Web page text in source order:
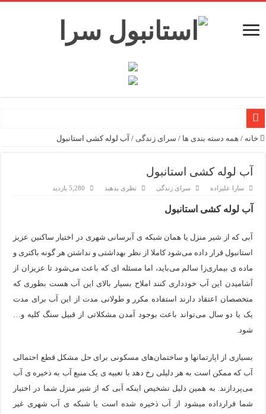
معرفی ۱۶ مسیر برتر کشتی استانبول | راهنمای کامل کشتی‌سواری در بسفر
اپلیکیشن KarDes؛ راهنمای رایگان کشف تاریخ و فرهنگ پنهان ترکیه
مرکز خرید پولات استانبول | تجربه‌ای متفاوت از خرید و سبک
12 اشتباه رایج در دریافت شهروندی ترکیه از طریق خرید ملک
ویژگی‌های رفتاری و اجتماعی در زبان ترکی استانبولی
ویژگی‌های منفی شخصیت در زبان ترکی استانبولی
ویژگی‌های مثبت شخصیت در زبان ترکی استانبولی
موزه افسانه‌های کارتال استانبول؛ سفری به دنیای قصه‌ها در
موزه ساعت کاخ توپکاپی استانبول
اجاره خانه در استانبول چگونه است؟ راهنمای کامل در سال 2026
خانه / همه دسته بندی ها / سرای زندگی / آب لوله کشی استانبول
آب لوله کشی استانبول
سارا علیزاده سرای زندگی نظری بدهید 5,280 بازدید
آب لوله کشی استانبول
آبی که از شیر منزل یا همان شبکه ی آبرسانی شهری در اختیار ساکنین عزیز
استانبول قرار داده می‌شود کاملا از نظر بهداشتی و نداشتن هر گونه باکتری و
ماده ی بیماری‌زا سالم می‌باید، اما مسئله ای که باعث می‌شود تا عزیزان از
آشامیدن این آب خودداری کنند املاح بسیار بالای این آب هست بطوری که
متخصصان اعتقاد دارند استفاده مکرر و طولانی مدت از این آب برای مدت
یک یا دو سال می‌تواند باعث بوجود آمدن مشکلاتی از قبیل سنگ کلیه و…
شود.
بسیاری از اپارتمانها و ساختمان‌های مسکونی برای حل مشکل قطع احتمالی
آب که ممکن است به هر دلیلی رخ دهد با تعبیه ی یک منبع آب به ذخیره ی آب
می‌پردازند. به همین دلیل تشخیص اینکه آبی که از شیر منزل شما در اختیار
شما قرارداده میشود از آب ذخیره شده است یا شبکه ی آب شهری غیر